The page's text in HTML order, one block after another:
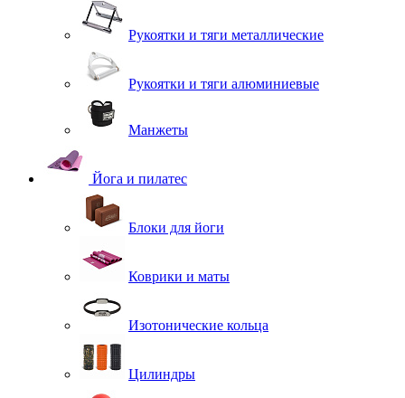
Рукоятки и тяги металлические
Рукоятки и тяги алюминиевые
Манжеты
Йога и пилатес
Блоки для йоги
Коврики и маты
Изотонические кольца
Цилиндры